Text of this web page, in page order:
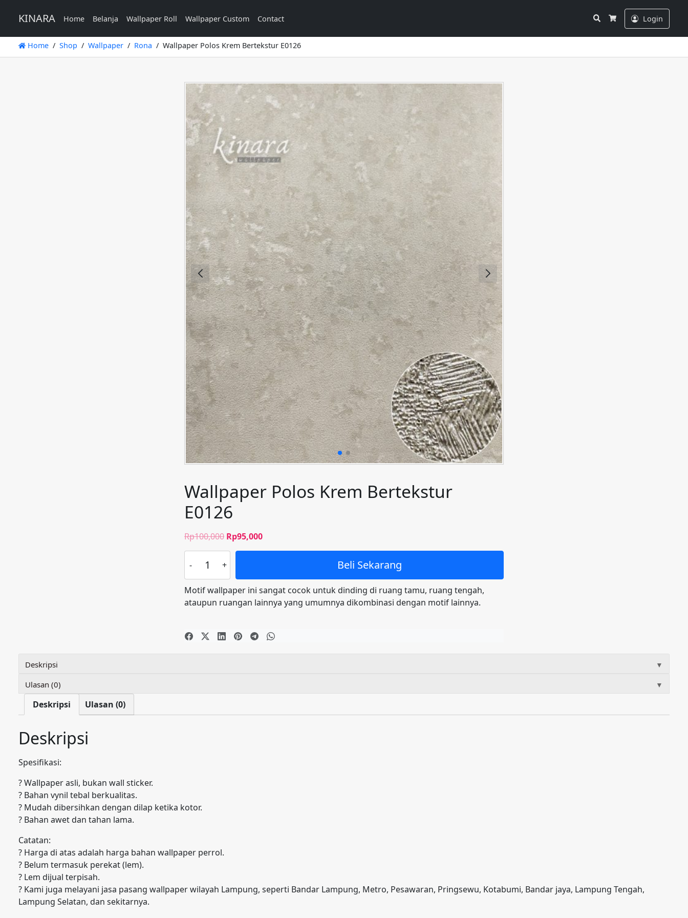
KINARA Home Belanja Wallpaper Roll Wallpaper Custom Contact
Search
Cart
Login
Home Shop Wallpaper Rona Wallpaper Polos Krem Bertekstur E0126
Wallpaper Polos Krem Bertekstur
E0126
Rp100,000 Harga
aslinya
Rp95,000Harga
saat
Rp95,000.
Wallpaper
Polos
Krem
Bertekstur
Beli Sekarang
Motif wallpaper ini sangat cocok untuk dinding di ruang tamu, ruang tengah,
ataupun ruangan lainnya yang umumnya dikombinasi dengan motif lainnya.
Deskripsi
▼
Ulasan (0)
▼
Deskripsi Ulasan (0)
Deskripsi
Spesifikasi:
? Wallpaper asli, bukan wall sticker.
? Bahan vynil tebal berkualitas.
? Mudah dibersihkan dengan dilap ketika kotor.
? Bahan awet dan tahan lama.
Catatan:
? Harga di atas adalah harga bahan wallpaper perrol.
? Belum termasuk perekat (lem).
? Lem dijual terpisah.
? Kami juga melayani jasa pasang wallpaper wilayah Lampung, seperti Bandar Lampung, Metro, Pesawaran, Pringsewu, Kotabumi, Bandar jaya, Lampung Tengah,
Lampung Selatan, dan sekitarnya.